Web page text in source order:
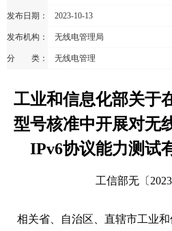
发布日期： 2023-10-13
发布机构： 无线电管理局
分 类： 无线电管理
工业和信息化部关于
型号核准中开展对无
IPv6协议能力测试
工信部无〔
相关省、自治区、直辖市工业